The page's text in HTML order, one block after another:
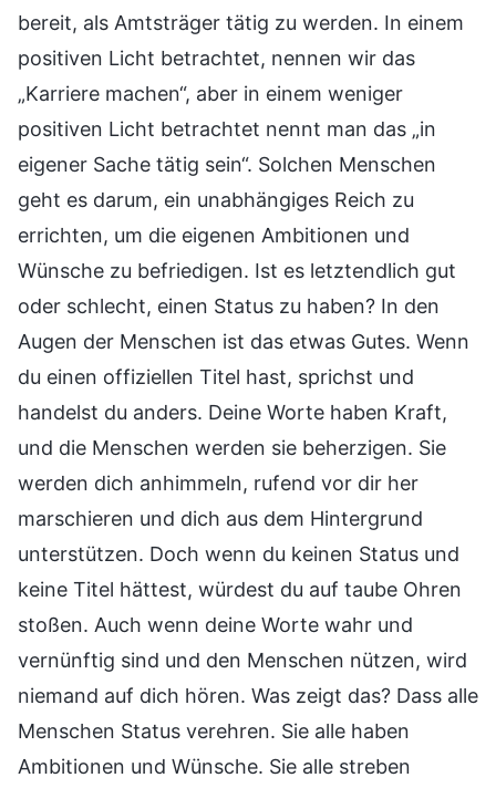
bereit, als Amtsträger tätig zu werden. In einem
positiven Licht betrachtet, nennen wir das
„Karriere machen“, aber in einem weniger
positiven Licht betrachtet nennt man das „in
eigener Sache tätig sein“. Solchen Menschen
geht es darum, ein unabhängiges Reich zu
errichten, um die eigenen Ambitionen und
Wünsche zu befriedigen. Ist es letztendlich gut
oder schlecht, einen Status zu haben? In den
Augen der Menschen ist das etwas Gutes. Wenn
du einen offiziellen Titel hast, sprichst und
handelst du anders. Deine Worte haben Kraft,
und die Menschen werden sie beherzigen. Sie
werden dich anhimmeln, rufend vor dir her
marschieren und dich aus dem Hintergrund
unterstützen. Doch wenn du keinen Status und
keine Titel hättest, würdest du auf taube Ohren
stoßen. Auch wenn deine Worte wahr und
vernünftig sind und den Menschen nützen, wird
niemand auf dich hören. Was zeigt das? Dass alle
Menschen Status verehren. Sie alle haben
Ambitionen und Wünsche. Sie alle streben